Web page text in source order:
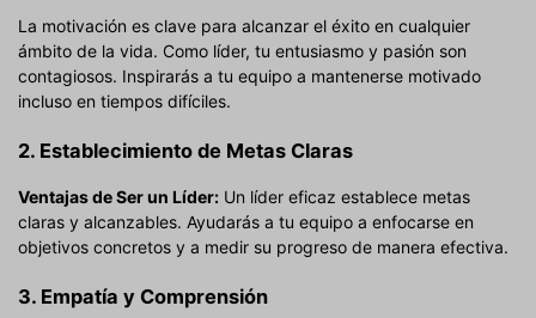
La motivación es clave para alcanzar el éxito en cualquier
ámbito de la vida. Como líder, tu entusiasmo y pasión son
contagiosos. Inspirarás a tu equipo a mantenerse motivado
incluso en tiempos difíciles.
2. Establecimiento de Metas Claras
Ventajas de Ser un Líder: Un líder eficaz establece metas
claras y alcanzables. Ayudarás a tu equipo a enfocarse en
objetivos concretos y a medir su progreso de manera efectiva.
3. Empatía y Comprensión